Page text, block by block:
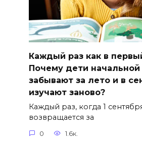
Каждый раз как в
Почему дети
забывают за лето и в
изучают заново?
Каждый раз, когда 1
возвращается за
0 1.6к.